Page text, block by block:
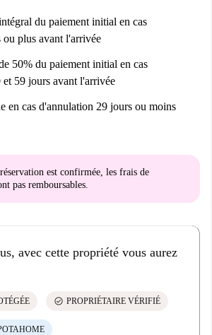
du paiement initial en cas
plus avant l'arrivée
50% du paiement initial en cas
59 jours avant l'arrivée
en cas d'annulation 29 jours ou moins
est confirmée, les frais de
pas remboursables
avec cette propriété vous aurez
check_circle PROPRIÉTAIRE VÉRIFIÉ